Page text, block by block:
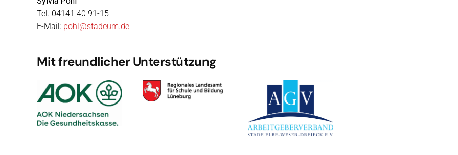
Tel. 04141 40 91-15
E-Mail: pohl@stadeum.de
Mit freundlicher Unterstützung